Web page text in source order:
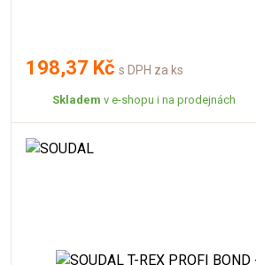
198,37 Kč s DPH za ks
Skladem v e-shopu i na prodejnách